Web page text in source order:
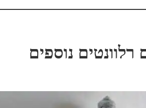
רלוונטים נוספים